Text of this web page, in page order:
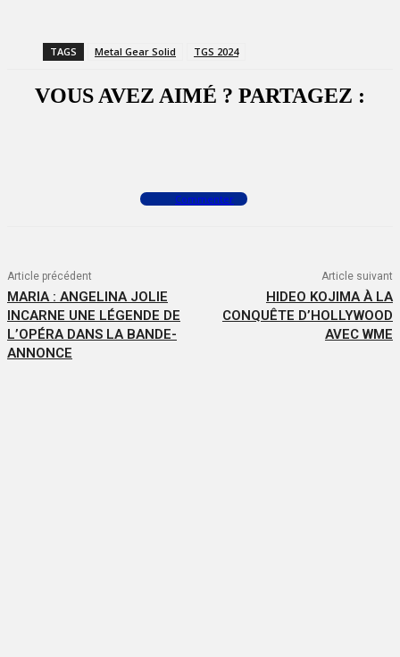
TAGS Metal Gear Solid TGS 2024
VOUS AVEZ AIMÉ ? PARTAGEZ :
Commenter
Article précédent
MARIA : ANGELINA JOLIE
INCARNE UNE LÉGENDE DE
L’OPÉRA DANS LA BANDE-
ANNONCE
Article suivant
HIDEO KOJIMA À LA
CONQUÊTE D’HOLLYWOOD
AVEC WME